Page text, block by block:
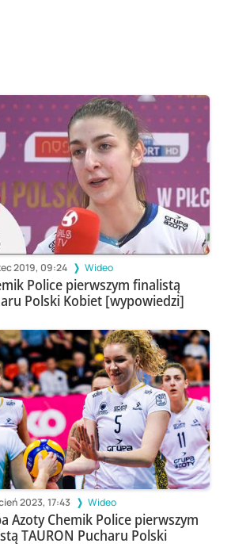
2019, 09:24 Wideo
Police pierwszym finalistą
Polski Kobiet [wypowiedzi]
2023, 17:43 Wideo
Azoty Chemik Police pierwszym
TAURON Pucharu Polski